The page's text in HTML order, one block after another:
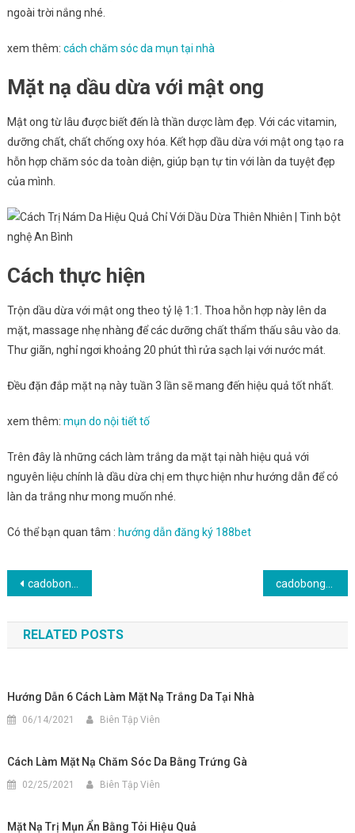
ngoài trời nắng nhé.
xem thêm: cách chăm sóc da mụn tại nhà
Mặt nạ dầu dừa với mật ong
Mật ong từ lâu được biết đến là thần dược làm đẹp. Với các vitamin,
dưỡng chất, chất chống oxy hóa. Kết hợp dầu dừa với mật ong tạo ra
hỗn hợp chăm sóc da toàn diện, giúp bạn tự tin với làn da tuyệt đẹp
của mình.
Cách thực hiện
Trộn dầu dừa với mật ong theo tỷ lệ 1:1. Thoa hỗn hợp này lên da
mặt, massage nhẹ nhàng để các dưỡng chất thẩm thấu sâu vào da.
Thư giãn, nghỉ ngơi khoảng 20 phút thì rửa sạch lại với nước mát.
Đều đặn đắp mặt nạ này tuần 3 lần sẽ mang đến hiệu quả tốt nhất.
xem thêm: mụn do nội tiết tố
Trên đây là những cách làm trắng da mặt tại nàh hiệu quả với
nguyên liệu chính là dầu dừa chị em thực hiện như hướng dẫn để có
làn da trắng như mong muốn nhé.
Có thể bạn quan tâm : hướng dẫn đăng ký 188bet
Điều
hướng
bài
cadobongda – Mẹo Đánh Casino Trực Tuyến Giúp Bạn Chiến Thắng
RELATED POSTS
Hướng Dẫn 6 Cách Làm Mặt Nạ Trắng Da Tại Nhà
06/14/2021 Biên Tập Viên
Cách Làm Mặt Nạ Chăm Sóc Da Bằng Trứng Gà
02/25/2021 Biên Tập Viên
Mặt Nạ Trị Mụn Ẩn Bằng Tỏi Hiệu Quả